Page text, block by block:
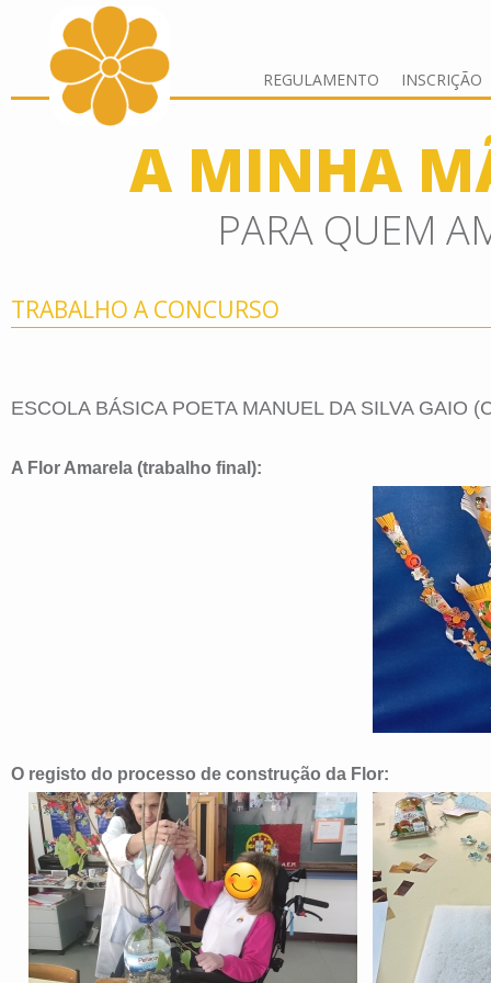
REGULAMENTO INSCRIÇÃO
A MINHA
PARA QUEM
TRABALHO A CONCURSO
ESCOLA BÁSICA POETA MANUEL DA SILVA GAIO
A Flor Amarela (trabalho final):
O registo do processo de construção da Flor: